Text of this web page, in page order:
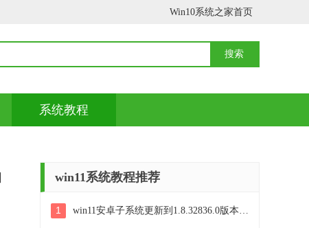
Win10系统之家首页
系统教程
win11系统教程推荐
1 win11安卓子系统更新到1.8.32836.0版本 可以调用gpu独立显卡 Win11安卓子系统1.8.32836.0版本GPU独立显卡支持